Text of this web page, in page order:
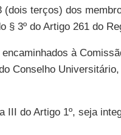
terços) dos
3º do Artigo 261 do
à
Conselho
do Artigo 1º, seja